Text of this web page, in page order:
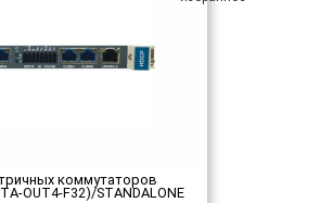
коммутаторов
OUT4-F32)/STANDALONE